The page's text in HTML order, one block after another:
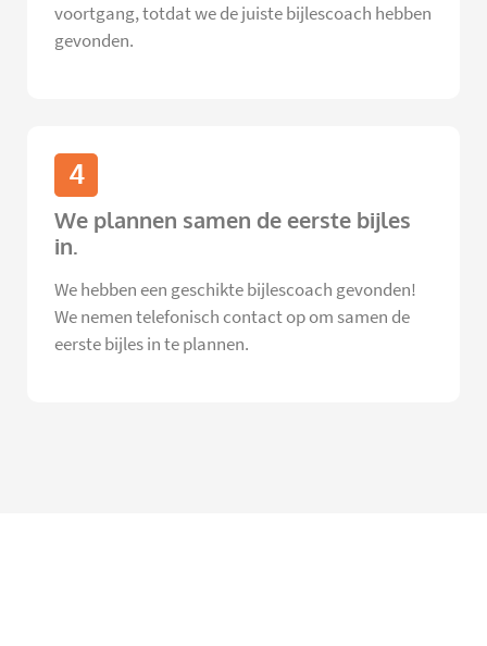
voortgang, totdat we de juiste bijlescoach hebben
gevonden.
4
We plannen samen de eerste bijles
in.
We hebben een geschikte bijlescoach gevonden!
We nemen telefonisch contact op om samen de
eerste bijles in te plannen.